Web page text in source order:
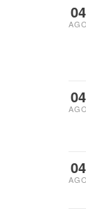
04
AGO
04
AGO
04
AGO